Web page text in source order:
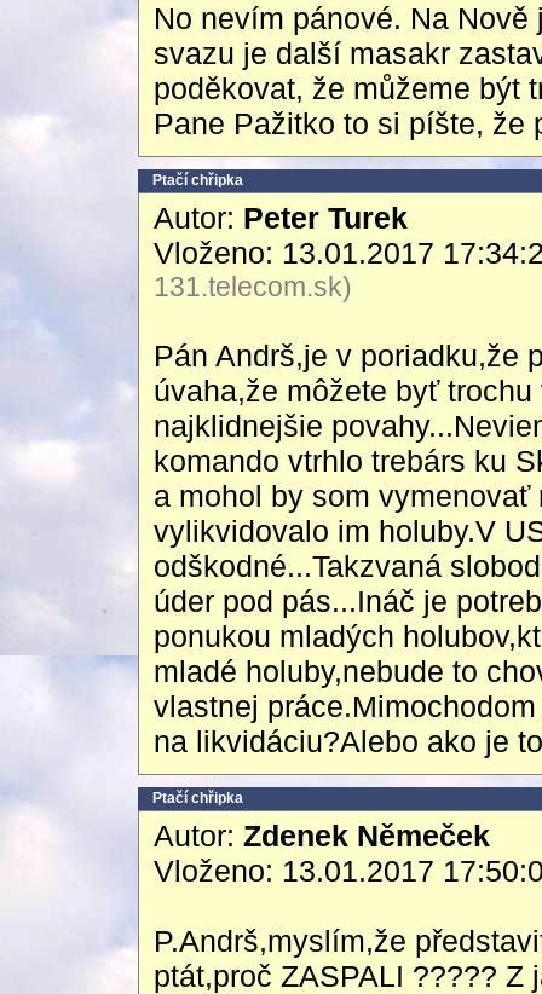
No nevím pánové. Na
svazu je další masakr
poděkovat, že můžeme být
Pane Pažitko to si píšte, že
Ptačí chřipka
Autor: Peter Turek
Vloženo: 13.01.2017
131.telecom.sk)
Pán Andrš,je v poriadku,že
úvaha,že môžete byť
najklidnejšie
komando vtrhlo trebárs ku
a mohol by som
vylikvidovalo im holuby.V
odškodné...Takzvaná
úder pod pás...Ináč je
ponukou mladých
mladé holuby,nebude to
vlastnej
na likvidáciu?Alebo ako je
Ptačí chřipka
Autor: Zdenek Němeček
Vloženo: 13.01.2017
P.Andrš,myslím,že
ptát,proč ZASPALI ????? Z